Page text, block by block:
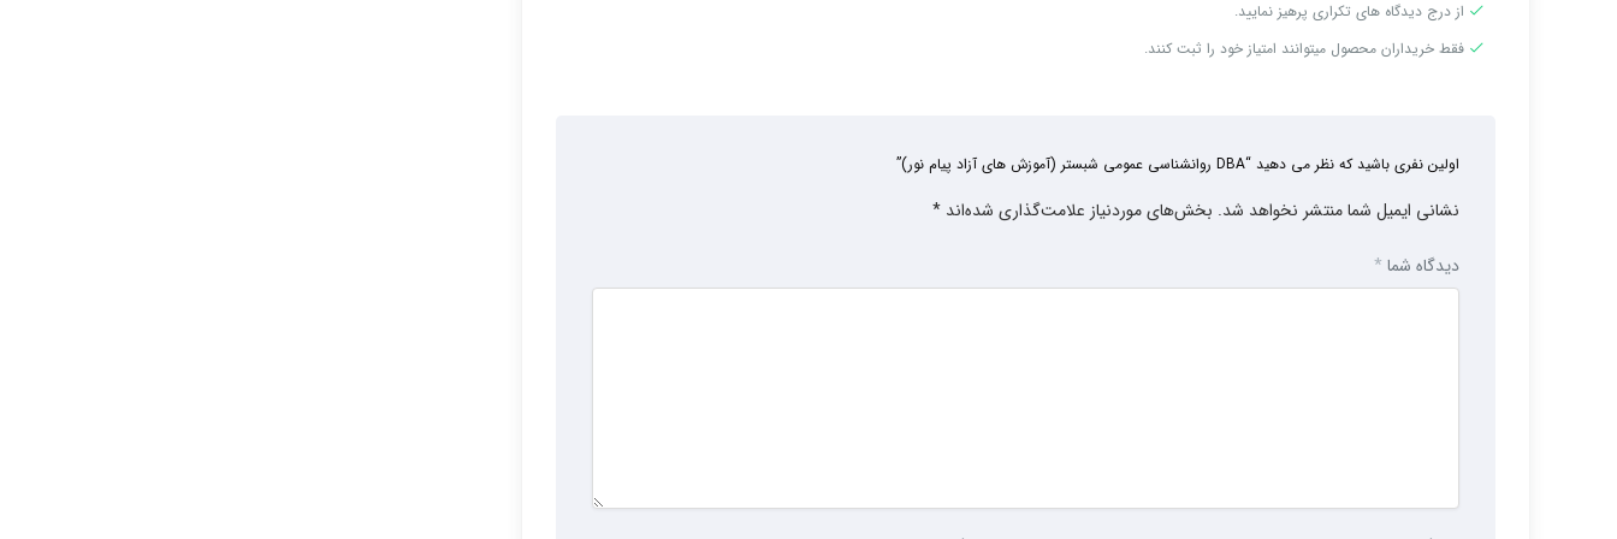
از درج دیدگاه های تکراری پرهیز نمایید.
فقط خریداران محصول میتوانند امتیاز خود را ثبت کنند.
اولین نفری باشید که نظر می دهید “DBA روانشناسی عمومی شبستر (آموزش های آزاد پیام نور)”
نشانی ایمیل شما منتشر نخواهد شد. بخش‌های موردنیاز علامت‌گذاری شده‌اند *
دیدگاه شما *